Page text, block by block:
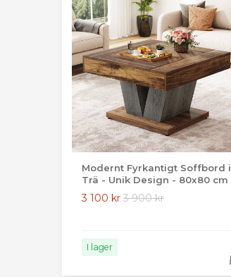
Modernt Fyrkantigt Soffbord i
Trä - Unik Design - 80x80 cm
3 100 kr 3 900 kr
I lager